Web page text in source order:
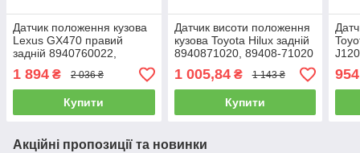
Датчик положення кузова
Lexus GX470 правий
задній 8940760022,
89407-60022 висоти
дорожнього просвіту, в
зборі
1 894 ₴ 2 036 ₴
Купити
Датчик висоти положення
кузова Toyota Hilux задній
8940871020, 89408-71020
рівня кліренсу, нахилу
підвіски
1 005,84₴ 1 143 ₴
Купити
954
Акційні пропозиції та новинки